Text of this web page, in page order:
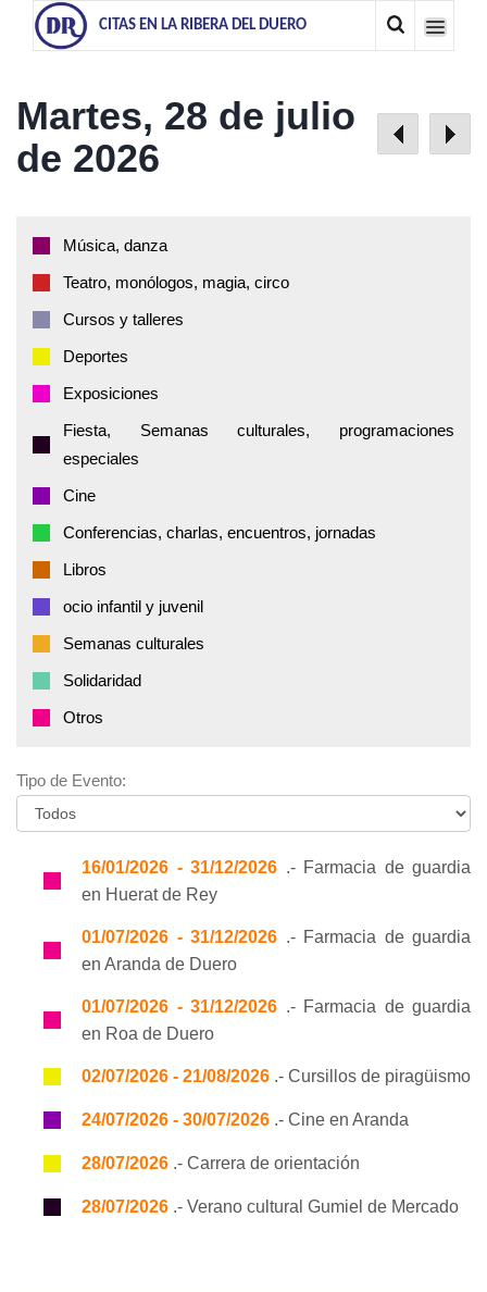
CITAS EN LA RIBERA DEL DUERO
Martes, 28 de julio
de 2026
Música, danza
Teatro, monólogos, magia, circo
Cursos y talleres
Deportes
Exposiciones
Fiesta, Semanas culturales, programaciones
especiales
Cine
Conferencias, charlas, encuentros, jornadas
Libros
ocio infantil y juvenil
Semanas culturales
Solidaridad
Otros
Tipo de Evento:
16/01/2026 - 31/12/2026 .- Farmacia de guardia
en Huerat de Rey
01/07/2026 - 31/12/2026 .- Farmacia de guardia
en Aranda de Duero
01/07/2026 - 31/12/2026 .- Farmacia de guardia
en Roa de Duero
02/07/2026 - 21/08/2026 .- Cursillos de piragüismo
24/07/2026 - 30/07/2026 .- Cine en Aranda
28/07/2026 .- Carrera de orientación
28/07/2026 .- Verano cultural Gumiel de Mercado